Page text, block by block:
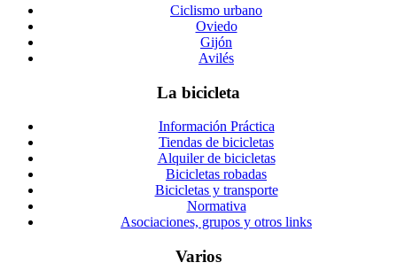
Ciclismo urbano
Oviedo
Gijón
Avilés
La bicicleta
Información Práctica
Tiendas de bicicletas
Alquiler de bicicletas
Bicicletas robadas
Bicicletas y transporte
Normativa
Asociaciones, grupos y otros links
Varios